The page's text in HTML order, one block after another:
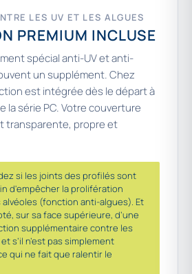
LES UV ET LES ALGUES
PREMIUM INCLUSE
spécial anti-UV et anti-
un supplément. Chez
est intégrée dès le départ à
la série PC. Votre couverture
transparente, propre et
si les joints des profilés sont
d'empêcher la prolifération
(fonction anti-algues). Et
sur sa face supérieure, d’une
supplémentaire contre les
s’il n’est pas simplement
qui ne fait que ralentir le